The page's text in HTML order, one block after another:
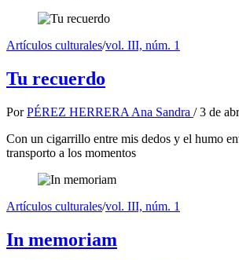
Artículos culturales/vol. III, núm. 1
Tu recuerdo
Por PÉREZ HERRERA Ana Sandra / 3 de
Con un cigarrillo entre mis dedos y el humo
transporto a los momentos
Artículos culturales/vol. III, núm. 1
In memoriam